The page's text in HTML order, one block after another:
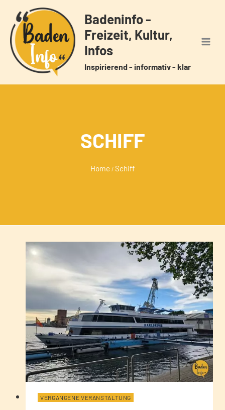
Inhalt
springen
Badeninfo -
Freizeit, Kultur,
Infos
Inspirierend - informativ - klar
SCHIFF
Home / Schiff
VERGANGENE VERANSTALTUNG